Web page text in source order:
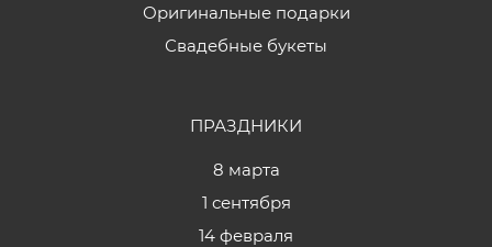
Оригинальные подарки
Свадебные букеты
ПРАЗДНИКИ
8 марта
1 сентября
14 февраля